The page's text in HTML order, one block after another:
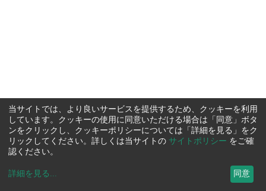
当サイトでは、より良いサービスを提供するため、クッキーを利用
しています。クッキーの使用に同意いただける場合は「同意」ボタ
ンをクリックし、クッキーポリシーについては「詳細を見る」をク
リックしてください。詳しくは当サイトの サイトポリシー をご確
認ください。
詳細を見る ... 同意